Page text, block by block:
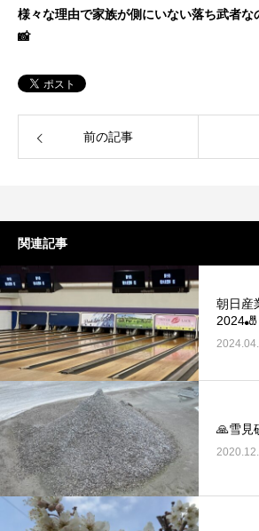
様々な理由で家族が側にいない落ち武者な
📸
前の記事
関連記事
朝日産
2024🎳
🙏雪見